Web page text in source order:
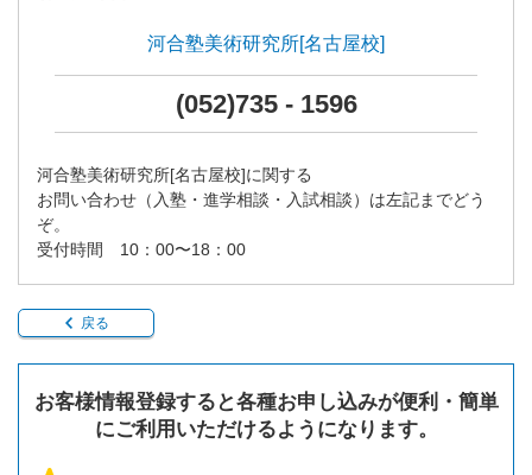
河合塾美術研究所[名古屋校]
(052)735 - 1596
河合塾美術研究所[名古屋校]に関する
お問い合わせ（入塾・進学相談・入試相談）は左記までどう
ぞ。
受付時間 10：00〜18：00
戻る
お客様情報登録すると各種お申し込みが便利・簡単
にご利用いただけるようになります。